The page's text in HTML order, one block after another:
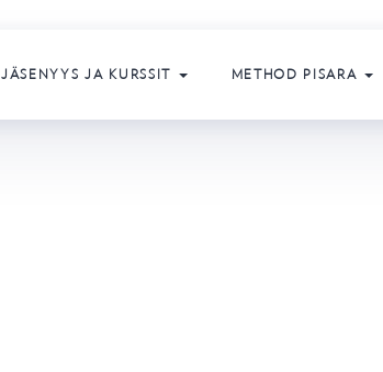
JÄSENYYS JA KURSSIT METHOD PISARA